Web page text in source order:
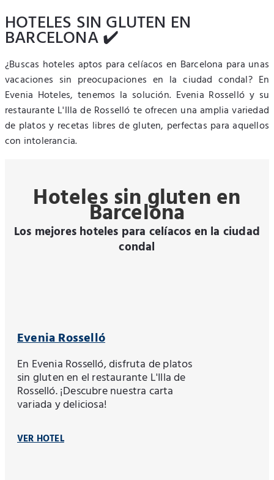
HOTELES SIN GLUTEN EN
BARCELONA ✔️
¿Buscas hoteles aptos para celíacos en Barcelona para unas
vacaciones sin preocupaciones en la ciudad condal? En
Evenia Hoteles, tenemos la solución. Evenia Rosselló y su
restaurante L'Illa de Rosselló te ofrecen una amplia variedad
de platos y recetas libres de gluten, perfectas para aquellos
con intolerancia.
Hoteles sin gluten en
Barcelona
Los mejores hoteles para celíacos en la ciudad
condal
Evenia Rosselló
En Evenia Rosselló, disfruta de platos
sin gluten en el restaurante L'Illa de
Rosselló. ¡Descubre nuestra carta
variada y deliciosa!
VER HOTEL